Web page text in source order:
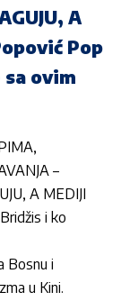
A
Pop
ovim
–
A MEDIJI
i ko
Bosnu i
u Kini.